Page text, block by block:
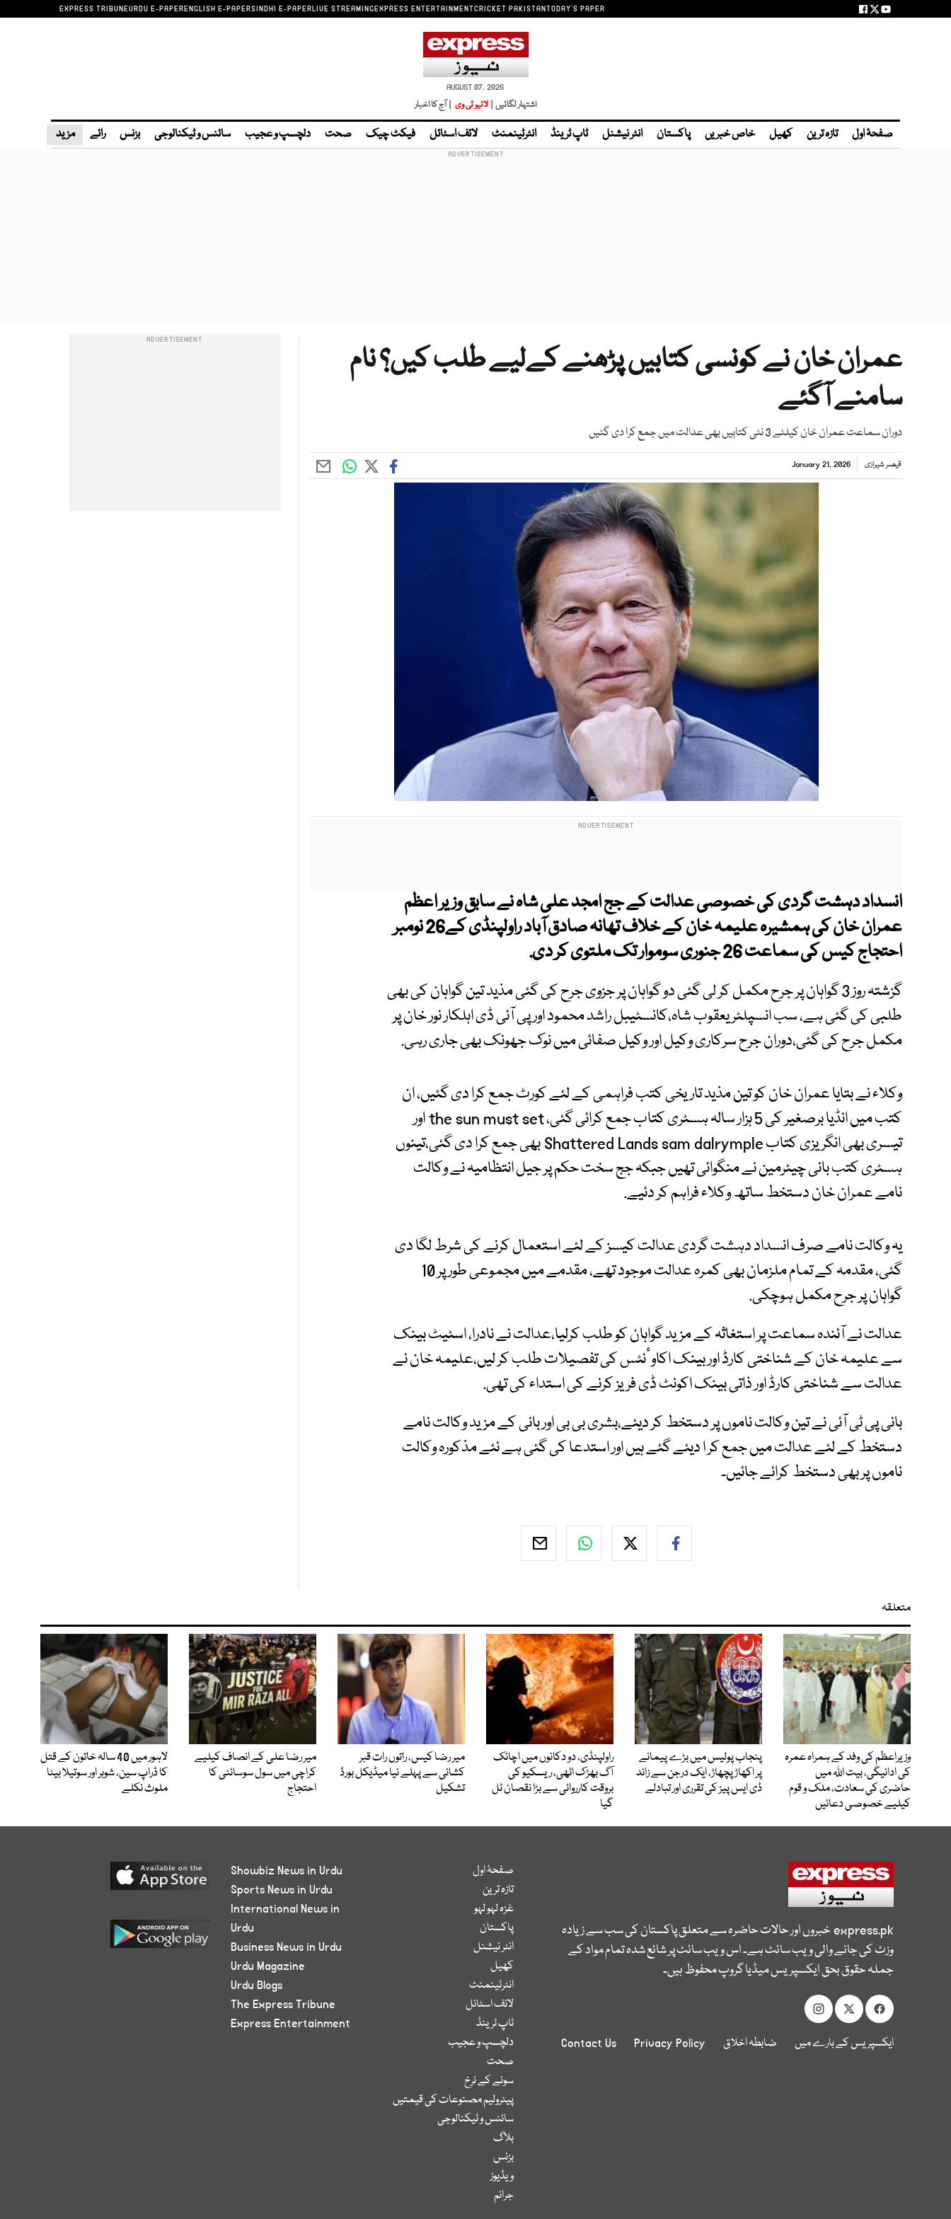
EXPRESS TRIBUNEURDU E-PAPERENGLISH E-PAPERSINDHI E-PAPERLIVE STREAMINGEXPRESS ENTERTAINMENTCRICKET PAKISTANTODAY'S PAPER
AUGUST 07, 2026
اشتہار لگائیں | لائیو ٹی وی | آج کا اخبار
صفحۂ اول تازہ ترین کھیل خاص خبریں پاکستان انٹر نیشنل ٹاپ ٹرینڈ انٹرٹینمنٹ لائف اسٹائل فیکٹ چیک صحت دلچسپ و عجیب سائنس و ٹیکنالوجی بزنس رائے مزید
عمران خان نے کونسی کتابیں پڑھنے کےلیے طلب کیں؟ نام
سامنے آگئے
دوران سماعت عمران خان کیلئے 3 نئی کتابیں بھی عدالت میں جمع کرا دی گئیں
قیصر شیرازی January 21, 2026
انسداد دہشت گردی کی خصوصی عدالت کے جج امجد علی شاہ نے سابق وزیر اعظم
عمران خان کی ہمشیرہ علیمہ خان کے خلاف تھانہ صادق آباد راولپنڈی کے26 نومبر
احتجاج کیس کی سماعت 26 جنوری سوموار تک ملتوی کر دی.
گزشتہ روز 3 گواہان پر جرح مکمل کر لی گئی دو گواہان پر جزوی جرح کی گئی مذید تین گواہان کی بھی
طلبی کی گئی ہے، سب انسپلٹر یعقوب شاہ،کانسٹیبل راشد محمود اور پی آئی ڈی اہلکار نور خان پر
مکمل جرح کی گئی،دوران جرح سرکاری وکیل اور وکیل صفائی میں نوک جھونک بھی جاری رہی.
وکلاء نے بتایا عمران خان کو تین مذید تاریخی کتب فراہمی کے لئے کورٹ جمع کرا دی گئیں، ان
کتب میں انڈیا برصغیر کی 5 ہزار سالہ ہسٹری کتاب جمع کرائی گئی، the sun must set اور
تیسری بھی انگریزی کتاب Shattered Lands sam dalrymple بھی جمع کرا دی گئی،تینوں
ہسٹری کتب بانی چیئرمین نے منگوائی تھیں جبکہ جج سخت حکم پر جیل انتظامیہ نے وکالت
نامے عمران خان دستخط ساتھ وکلاء فراہم کر دئیے.
یہ وکالت نامے صرف انسداد دہشت گردی عدالت کیسز کے لئے استعمال کرنے کی شرط لگا دی
گئی، مقدمہ کے تمام ملزمان بھی کمرہ عدالت موجود تھے، مقدمے میں مجموعی طور پر 10
گواہان پر جرح مکمل ہوچکی.
عدالت نے آئندہ سماعت پر استغاثہ کے مزید گواہان کو طلب کرلیا،عدالت نے نادرا، اسٹیٹ بینک
سے علیمہ خان کے شناختی کارڈ اور بینک اکاوٴنٹس کی تفصیلات طلب کر لیں،علیمہ خان نے
عدالت سے شناختی کارڈ اور ذاتی بینک اکونٹ ڈی فریز کرنے کی استداء کی تھی.
بانی پی ٹی آئی نے تین وکالت ناموں پر دستخط کر دیئے،بشری بی بی اور بانی کے مزید وکالت نامے
دستخط کے لئے عدالت میں جمع کر ا دیئے گئے ہیں اور استدعا کی گئی ہے نئے مذکورہ وکالت
ناموں پر بھی دستخط کرائے جائیں۔
متعلقہ
وزیراعظم کی وفد کے ہمراہ عمرہ
کی ادائیگی، بیت اللہ میں
حاضری کی سعادت، ملک و قوم
کیلیے خصوصی دعائیں
پنجاب پولیس میں بڑے پیمانے
پر اکھاڑ پچھاڑ، ایک درجن سے زائد
ڈی ایس پیز کی تقرری اور تبادلے
راولپنڈی، دو دکانوں میں اچانک
آگ بھڑک اٹھی، ریسکیو کی
بروقت کارروائی سے بڑا نقصان ٹل
گیا
میر رضا کیس، راتوں رات قبر
کشائی سے پہلے نیا میڈیکل بورڈ
تشکیل
میر رضا علی کے انصاف کیلیے
کراچی میں سول سوسائٹی کا
احتجاج
لاہور میں 40 سالہ خاتون کے قتل
کا ڈراپ سین، شوہر اور سوتیلا بیٹا
ملوث نکلے
express.pkخبروں اور حالات حاضرہ سے متعلق پاکستان کی سب سے زیادہ
وزٹ کی جانے والی ویب سائٹ ہے۔ اس ویب سائٹ پر شائع شدہ تمام مواد کے
جملہ حقوق بحق ایکسپریس میڈیا گروپ محفوظ ہیں۔
ایکسپریس کے بارے میں ضابطہ اخلاق Privacy Policy
Contact Us
صفحۂ اول
تازہ ترین
غزہ لہو لہو
پاکستان
انٹر نیشنل
کھیل
انٹرٹینمنٹ
لائف اسٹائل
ٹاپ ٹرینڈ
دلچسپ و عجیب
صحت
سونے کے نرخ
پیٹرولیم مصنوعات کی قیمتیں
سائنس و ٹیکنالوجی
بلاگ
بزنس
ویڈیوز
جرائم
Showbiz News in Urdu
Sports News in Urdu
International News in
Urdu
Business News in Urdu
Urdu Magazine
Urdu Blogs
The Express Tribune
Express Entertainment